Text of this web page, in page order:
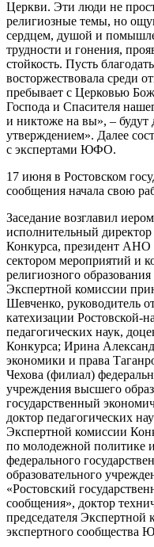
Церкви. Эти люди не
религиозные темы, но
сердцем, душой и
трудности и гонения,
стойкость. Пусть
восторжествовала среди
пребывает с Церковью
Господа и Спасителя
и никтоже на вы», – будут
утверждением». Далее
с экспертами ЮФО.
17 июня в Ростовском
сообщения начала свою
Заседание возглавил
исполнительный
Конкурса, президент
сектором мероприятий и
религиозного
Экспертной комиссии
Шевченко, руководитель
катехизации Ростовской-
педагогических наук,
Конкурса; Ирина
экономики и права
Чехова (филиал)
учреждения высшего
государственный
доктор педагогических
Экспертной комиссии
по молодежной политике
федерального
образовательного
«Ростовский
сообщения», доктор
председателя Экспертной
экспертного сообщества